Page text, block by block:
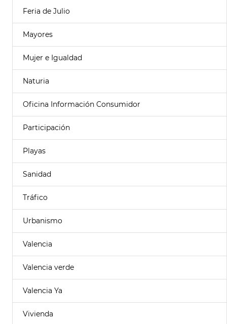
Feria de Julio
Mayores
Mujer e Igualdad
Naturia
Oficina Información Consumidor
Participación
Playas
Sanidad
Tráfico
Urbanismo
Valencia
Valencia verde
Valencia Ya
Vivienda